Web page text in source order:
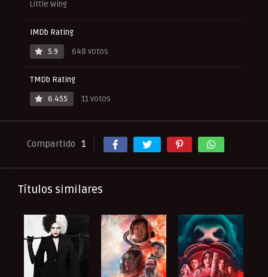
Little Wing
IMDb Rating
5.9
648 votos
TMDb Rating
6.455
11 votos
Compartido 1
Títulos similares